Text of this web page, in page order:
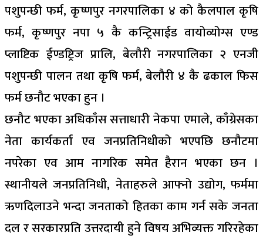
पशुपन्छी फर्म, कृष्णपुर नगरपालिका ४ को कैलपाल कृषि
फर्म, कृष्णपुर नपा ५ कै कन्ट्रिसाईड वायोव्योग्स एण्ड
प्लाष्टिक ईण्डष्ट्रिज प्रालि, बेलौरी नगरपालिका २ एनजी
पशुपन्छी पालन तथा कृषि फर्म, बेलौरी ४ कै ढकाल फिस
फर्म छनौट भएका हुन ।
छनौट भएका अधिकाँस सत्ताधारी नेकपा एमाले, काँग्रेसका
नेता कार्यकर्ता एव जनप्रतिनिधीको भएपछि छनौटमा
नपरेका एव आम नागरिक समेत हैरान भएका छन ।
स्थानीयले जनप्रतिनिधी, नेताहरुले आफ्नो उद्योग, फर्ममा
ऋणदिलाउने भन्दा जनताको हितका काम गर्न सके जनता
दल र सरकारप्रति उत्तरदायी हुने विषय अभिव्यक्त गरिरहेका